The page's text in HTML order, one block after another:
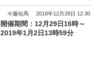
今藤祐馬 2018年12月28日 12:30
開催期間：12月29日16時～
2019年1月2日13時59分